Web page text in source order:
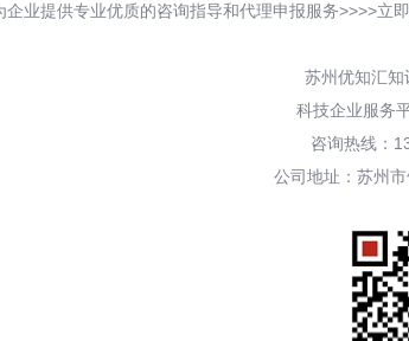
业提供专业优质的咨询指导和代理申报服务>>>>立
苏州优知汇知
科技企业服务
咨询热线：
公司地址：苏州